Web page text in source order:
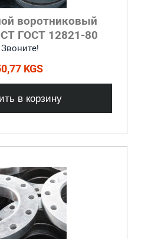
воротниковый
ГОСТ 12821-80
KGS
в корзину